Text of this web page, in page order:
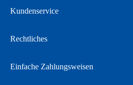
Kundenservice
Rechtliches
Einfache Zahlungsweisen